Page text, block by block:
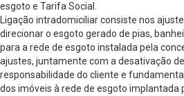
esgoto e Tarifa Social.
Ligação intradomiciliar consiste nos
direcionar o esgoto gerado de pias,
para a rede de esgoto instalada pela
ajustes, juntamente com a desativação
responsabilidade do cliente e
dos imóveis à rede de esgoto implantada